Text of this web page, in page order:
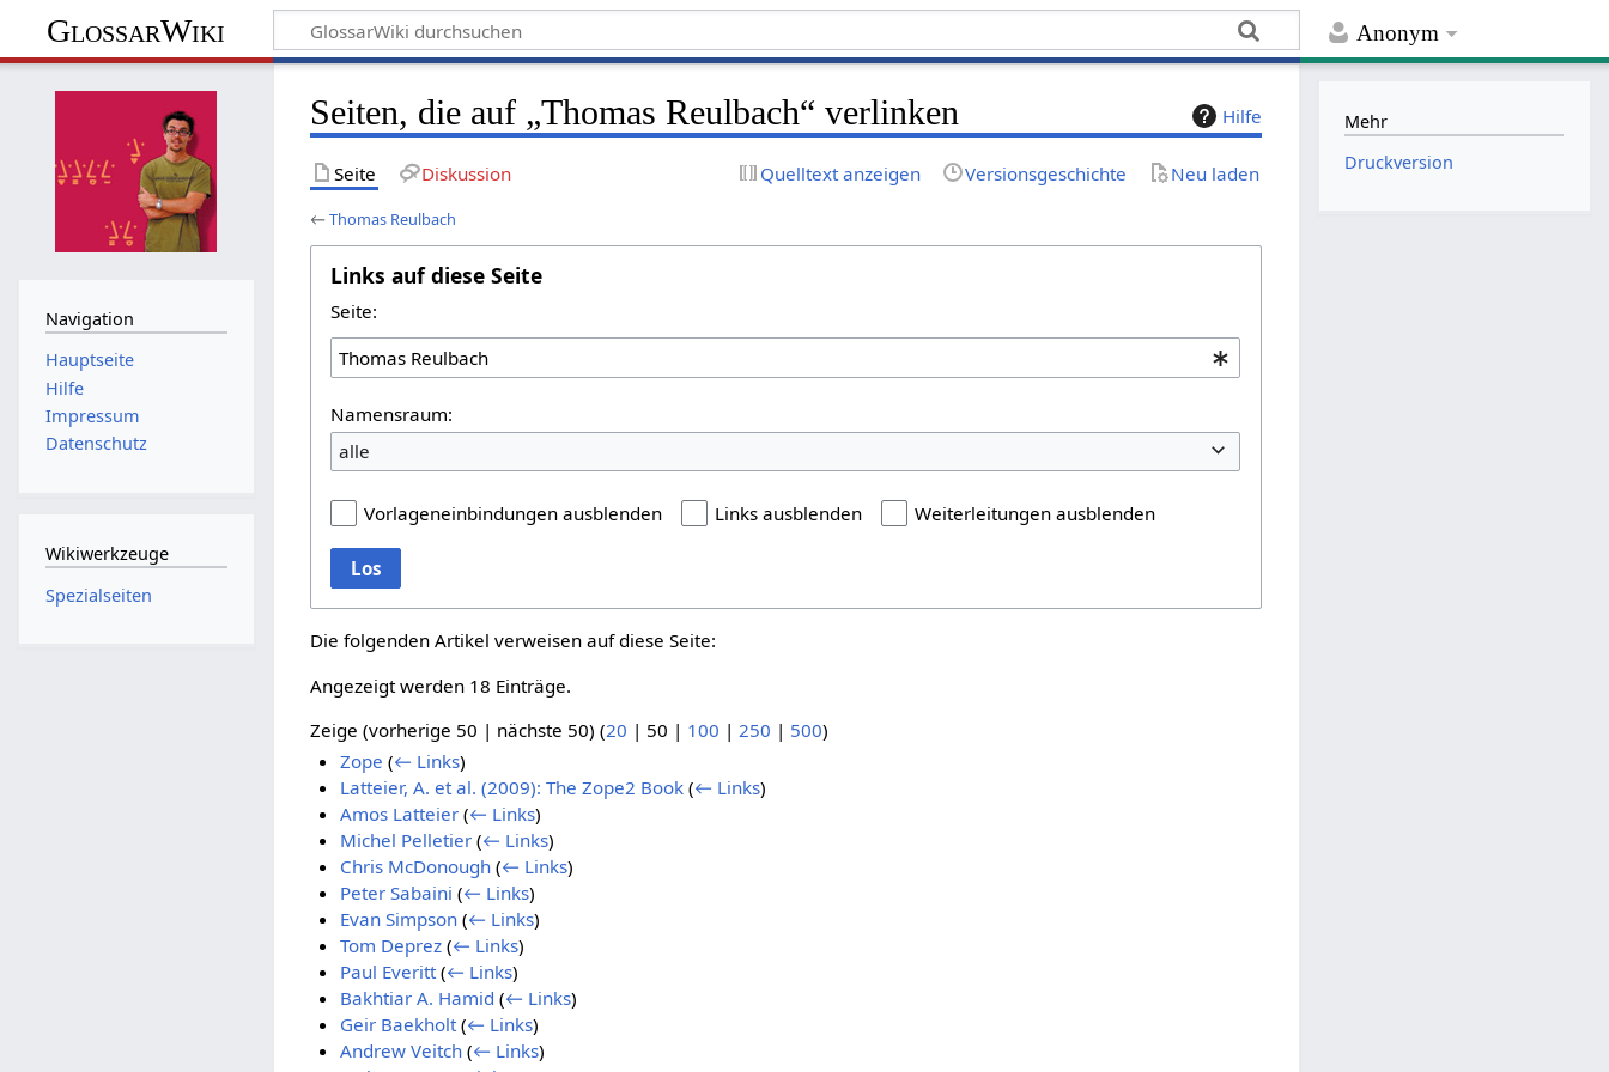
Anonym
GlossarWiki
Hilfe
Seiten, die auf „Thomas Reulbach“ verlinken
Seite Diskussion Quelltext anzeigen Versionsgeschichte Neu laden
←Thomas Reulbach
Links auf diese Seite
Seite:
Namensraum:
alle
Vorlageneinbindungen ausblenden Links ausblenden Weiterleitungen ausblenden
Los
Die folgenden Artikel verweisen auf diese Seite:
Angezeigt werden 18 Einträge.
Zeige (vorherige 50 | nächste 50) (20 | 50 | 100 | 250 | 500)
Zope (← Links)
Latteier, A. et al. (2009): The Zope2 Book (← Links)
Amos Latteier (← Links)
Michel Pelletier (← Links)
Chris McDonough (← Links)
Peter Sabaini (← Links)
Evan Simpson (← Links)
Tom Deprez (← Links)
Paul Everitt (← Links)
Bakhtiar A. Hamid (← Links)
Geir Baekholt (← Links)
Andrew Veitch (← Links)
Navigation
Hauptseite
Hilfe
Impressum
Datenschutz
Wikiwerkzeuge
Spezialseiten
Mehr
Druckversion